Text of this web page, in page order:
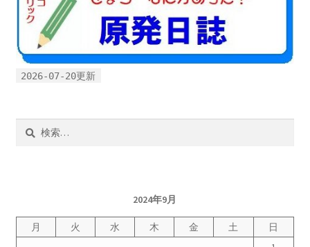
2026-07-20更新
2024年9月
月 火 水 木 金 土
日